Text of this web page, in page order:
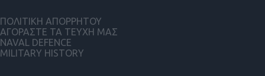
ΠΟΛΙΤΙΚΗ ΑΠΟΡΡΗΤΟΥ
ΑΓΟΡΑΣΤΕ ΤΑ ΤΕΥΧΗ ΜΑΣ
NAVAL DEFENCE
MILITARY HISTORY